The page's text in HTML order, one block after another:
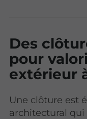
Des
pour
extérieur
Une clôture est
architectural